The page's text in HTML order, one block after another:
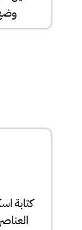
كتابة